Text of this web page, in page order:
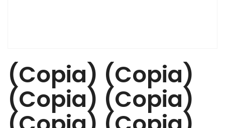
(Copia) (Copia)
(Copia) (Copia)